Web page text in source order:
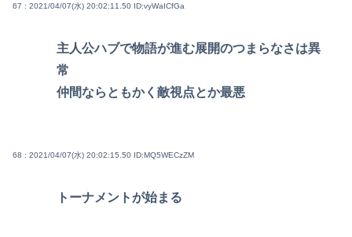
67 : 2021/04/07(水) 20:02:11.50 ID:vyWaICfGa
主人公ハブで物語が進む展開のつまらなさは異
常
仲間ならともかく敵視点とか最悪
68 : 2021/04/07(水) 20:02:15.50 ID:MQ5WECzZM
トーナメントが始まる